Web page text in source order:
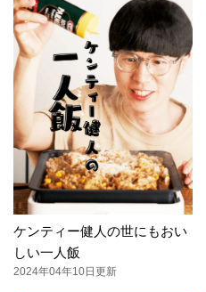
ケンティー健人の世にもおい
しい一人飯
2024年04年10日更新